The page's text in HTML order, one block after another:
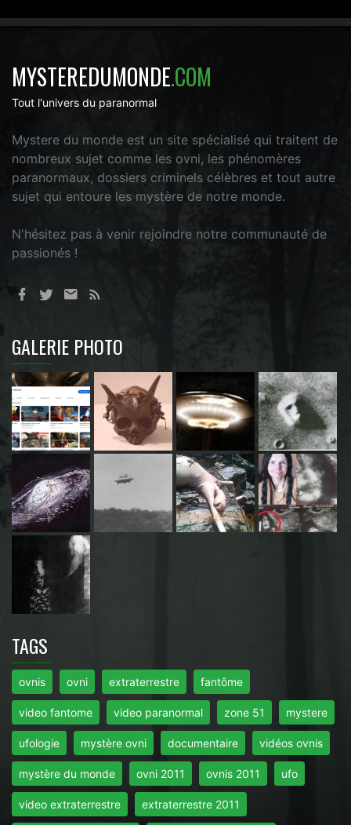
MYSTEREDUMONDE.COM
Tout l'univers du paranormal
Mystere du monde est un site spécialisé qui traitent de
nombreux sujet comme les ovni, les phénomères
paranormaux, dossiers criminels célèbres et tout autre
sujet qui entoure les mystère de notre monde.
N'hésitez pas à venir rejoindre notre communauté de
passionés !
GALERIE PHOTO
TAGS
ovnis ovni extraterrestre fantôme
video fantome video paranormal zone 51 mystere
ufologie mystère ovni documentaire vidéos ovnis
mystère du monde ovni 2011 ovnis 2011 ufo
video extraterrestre extraterrestre 2011